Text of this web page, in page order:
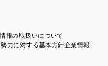
報の取扱いについて
力に対する基本方針企業情報